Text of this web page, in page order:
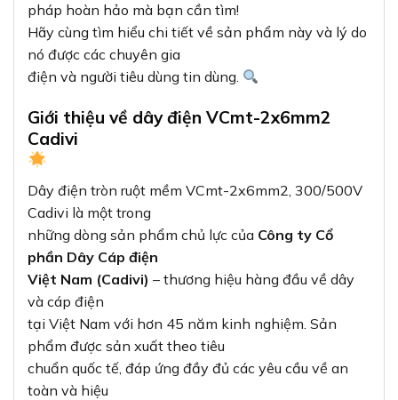
pháp hoàn hảo mà bạn cần tìm!
Hãy cùng tìm hiểu chi tiết về sản phẩm này và lý do
nó được các chuyên gia
điện và người tiêu dùng tin dùng.
Giới thiệu về dây điện VCmt-2x6mm2
Cadivi
Dây điện tròn ruột mềm VCmt-2x6mm2, 300/500V
Cadivi là một trong
những dòng sản phẩm chủ lực của Công ty Cổ
phần Dây Cáp điện
Việt Nam (Cadivi) – thương hiệu hàng đầu về dây
và cáp điện
tại Việt Nam với hơn 45 năm kinh nghiệm. Sản
phẩm được sản xuất theo tiêu
chuẩn quốc tế, đáp ứng đầy đủ các yêu cầu về an
toàn và hiệu